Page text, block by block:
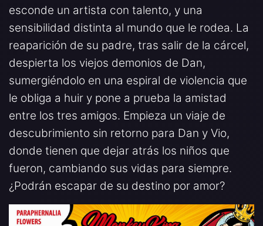
esconde un artista con talento, y una
sensibilidad distinta al mundo que le rodea. La
reaparición de su padre, tras salir de la cárcel,
despierta los viejos demonios de Dan,
sumergiéndolo en una espiral de violencia que
le obliga a huir y pone a prueba la amistad
entre los tres amigos. Empieza un viaje de
descubrimiento sin retorno para Dan y Vio,
donde tienen que dejar atrás los niños que
fueron, cambiando sus vidas para siempre.
¿Podrán escapar de su destino por amor?